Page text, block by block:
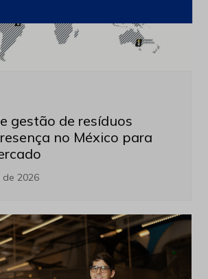
gestão de resíduos
no México para
2026